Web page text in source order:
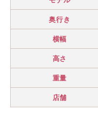
奥行き
横幅
高さ
重量
店舗